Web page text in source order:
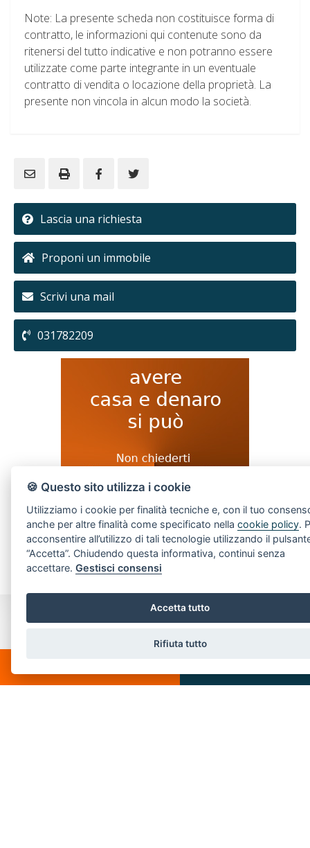
Note: La presente scheda non costituisce forma di
contratto, le informazioni qui contenute sono da
ritenersi del tutto indicative e non potranno essere
utilizzate come parte integrante in un eventuale
contratto di vendita o locazione della proprietà. La
presente non vincola in alcun modo la società.
Lascia una richiesta
Proponi un immobile
Scrivi una mail
031782209
22060 Carimate(CO)
🍪 Questo sito utilizza i cookie
Utilizziamo i cookie per finalità tecniche e, con il tuo
anche per altre finalità come specificato nellacookie policy.
acconsentire all’utilizzo di tali tecnologie utilizzando il
“Accetta”. Chiudendo questa informativa, continui senza
accettare.Gestisci consensi
Accetta tutto
Rifiuta tutto